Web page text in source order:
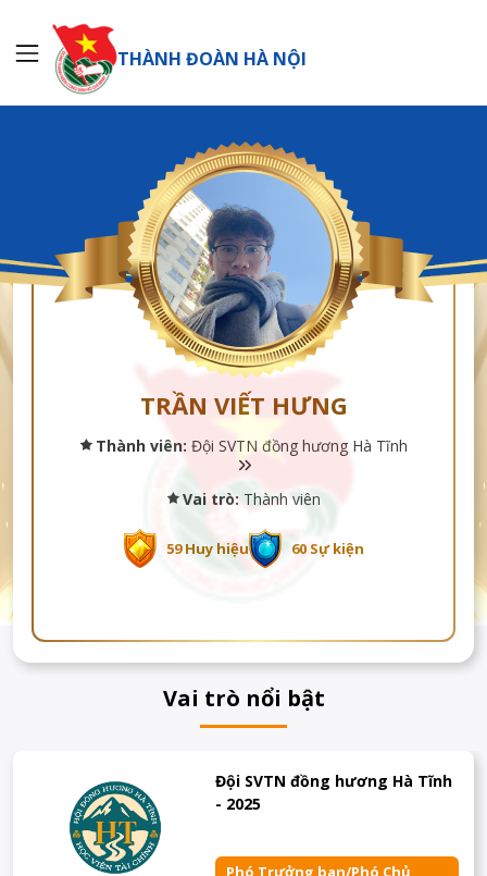
THÀNH ĐOÀN HÀ NỘI
TRẦN VIẾT HƯNG
Thành viên: Đội SVTN đồng hương Hà Tĩnh
Vai trò:Thành viên
59 Huy hiệu 60 Sự kiện
Vai trò nổi bật
Đội SVTN đồng hương Hà Tĩnh
- 2025
Phó Trưởng ban/Phó Chủ